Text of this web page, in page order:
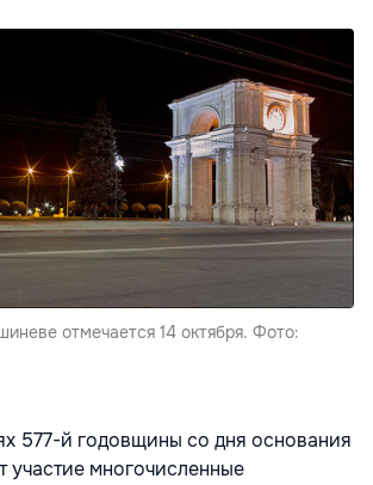
отмечается 14 октября. Фото:
577-й годовщины со дня основания
участие многочисленные